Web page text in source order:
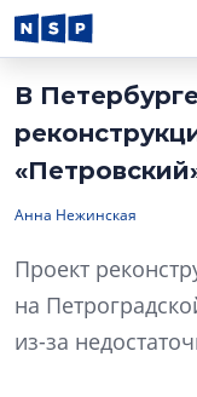
В
Анна Нежинская
Проект
на
из-за